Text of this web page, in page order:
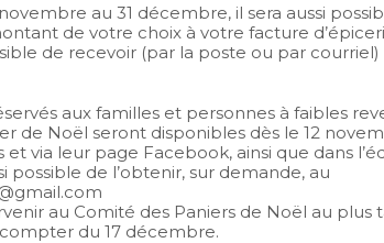
au 31 décembre, il sera aussi
de votre choix à votre facture
de recevoir (par la poste ou par
aux familles et personnes à faibles
de Noël seront disponibles dès le 12
et via leur page Facebook, ainsi que dans
possible de l’obtenir, sur demande, au
au Comité des Paniers de Noël au plus
du 17 décembre.